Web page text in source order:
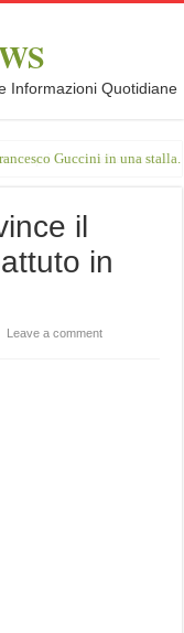
Informazioni Quotidiane
Guccini in una
il
in
Leave a comment